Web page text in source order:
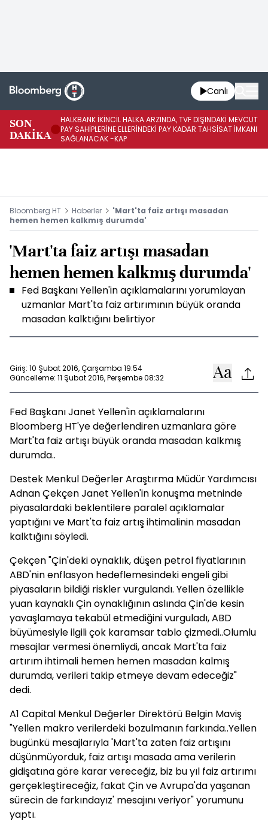
Canlı
SON
DAKİKA
HALKBANK İKİNCİL HALKA ARZINDA, TVF DIŞINDAKİ MEVCUT
PAY SAHİPLERİNE ELLERİNDEKİ PAY KADAR TAHSİSAT İMKANI
SAĞLANACAK -KAP
Bloomberg HT Haberler
'Mart'ta faiz artışı masadan
hemen hemen kalkmış durumda'
'Mart'ta faiz artışı masadan
hemen hemen kalkmış durumda'
Fed Başkanı Yellen'in açıklamalarını yorumlayan
uzmanlar Mart'ta faiz artırımının büyük oranda
masadan kalktığını belirtiyor
Giriş: 10 Şubat 2016, Çarşamba 19:54
Güncelleme: 11 Şubat 2016, Perşembe 08:32
Fed Başkanı Janet Yellen'in açıklamalarını
Bloomberg HT'ye değerlendiren uzmanlara göre
Mart'ta faiz artışı büyük oranda masadan kalkmış
durumda..
Destek Menkul Değerler Araştırma Müdür Yardımcısı
Adnan Çekçen Janet Yellen'in konuşma metninde
piyasalardaki beklentilere paralel açıklamalar
yaptığını ve Mart'ta faiz artış ihtimalinin masadan
kalktığını söyledi.
Çekçen "Çin'deki oynaklık, düşen petrol fiyatlarının
ABD'nin enflasyon hedeflemesindeki engeli gibi
piyasaların bildiği riskler vurgulandı. Yellen özellikle
yuan kaynaklı Çin oynaklığının aslında Çin'de kesin
yavaşlamaya tekabül etmediğini vurguladı, ABD
büyümesiyle ilgili çok karamsar tablo çizmedi..Olumlu
mesajlar vermesi önemliydi, ancak Mart'ta faiz
artırım ihtimali hemen hemen masadan kalmış
durumda, verileri takip etmeye devam edeceğiz"
dedi.
A1 Capital Menkul Değerler Direktörü Belgin Maviş
"Yellen makro verilerdeki bozulmanın farkında..Yellen
bugünkü mesajlarıyla 'Mart'ta zaten faiz artışını
düşünmüyorduk, faiz artışı masada ama verilerin
gidişatına göre karar vereceğiz, biz bu yıl faiz artırımı
gerçekleştireceğiz, fakat Çin ve Avrupa'da yaşanan
sürecin de farkındayız' mesajını veriyor" yorumunu
yaptı.